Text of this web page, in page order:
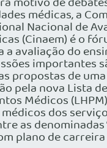
médicas, a
Nacional de
(Cinaem) é o
a avaliação do
importantes
propostas de
pela nova Lista
Médicos
dos
as
plano de